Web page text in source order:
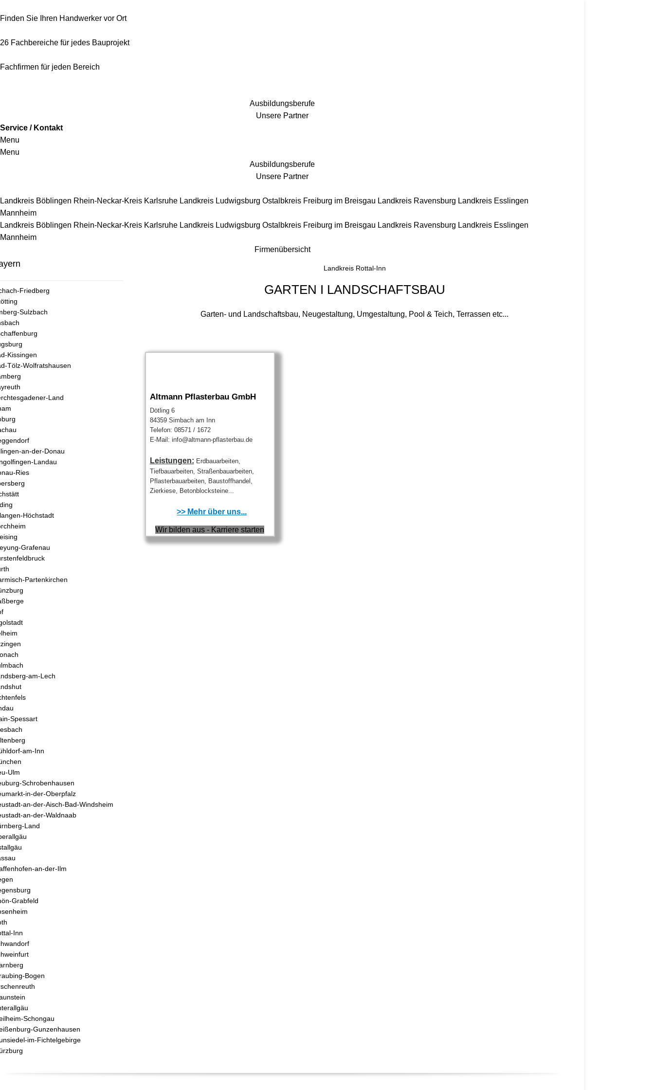
Finden Sie Ihren Handwerker vor Ort
26 Fachbereiche für jedes Bauprojekt
Fachfirmen für jeden Bereich
Ausbildungsberufe
Unsere Partner
Service / Kontakt
Menu
Menu
Ausbildungsberufe
Unsere Partner
Landkreis Böblingen Rhein-Neckar-Kreis Karlsruhe Landkreis Ludwigsburg Ostalbkreis Freiburg im Breisgau Landkreis Ravensburg Landkreis Esslingen
Mannheim
Landkreis Böblingen Rhein-Neckar-Kreis Karlsruhe Landkreis Ludwigsburg Ostalbkreis Freiburg im Breisgau Landkreis Ravensburg Landkreis Esslingen
Mannheim
Firmenübersicht
Friedberg
Sulzbach
Kissingen
Tölz-Wolfratshausen
Land
an-der-Donau
Landau
Ries
Höchstadt
Grafenau
Partenkirchen
am-Lech
Spessart
am-Inn
Ulm
Schrobenhausen
in-der-Oberpfalz
an-der-Aisch-Bad-Windsheim
an-der-Waldnaab
Land
an-der-Ilm
Grabfeld
Inn
Bogen
Schongau
Gunzenhausen
im-Fichtelgebirge
Landkreis Rottal-Inn
GARTEN I LANDSCHAFTSBAU
Garten- und Landschaftsbau, Neugestaltung, Umgestaltung, Pool & Teich, Terrassen etc...
Altmann Pflasterbau GmbH
Dötling 6
84359 Simbach am Inn
Telefon: 08571 / 1672
E-Mail: info@altmann-pflasterbau.de
Leistungen: Erdbauarbeiten,
Tiefbauarbeiten, Straßenbauarbeiten,
Pflasterbauarbeiten, Baustoffhandel,
Zierkiese, Betonblocksteine...
>> Mehr über uns...
Wir bilden aus - Karriere starten